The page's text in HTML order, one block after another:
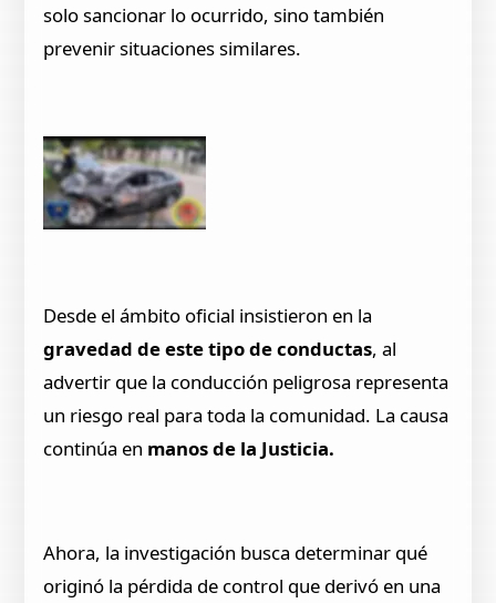
solo sancionar lo ocurrido, sino también
prevenir situaciones similares.
Desde el ámbito oficial insistieron en la
gravedad de este tipo de conductas, al
advertir que la conducción peligrosa representa
un riesgo real para toda la comunidad. La causa
continúa en manos de la Justicia.
Ahora, la investigación busca determinar qué
originó la pérdida de control que derivó en una